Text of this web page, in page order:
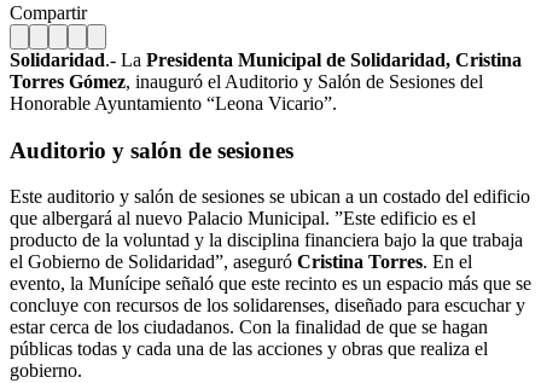
Compartir
Solidaridad.- La Presidenta Municipal de Solidaridad, Cristina
Torres Gómez, inauguró el Auditorio y Salón de Sesiones del
Honorable Ayuntamiento “Leona Vicario”.
Auditorio y salón de sesiones
Este auditorio y salón de sesiones se ubican a un costado del edificio
que albergará al nuevo Palacio Municipal. ”Este edificio es el
producto de la voluntad y la disciplina financiera bajo la que trabaja
el Gobierno de Solidaridad”, aseguró Cristina Torres. En el
evento, la Munícipe señaló que este recinto es un espacio más que se
concluye con recursos de los solidarenses, diseñado para escuchar y
estar cerca de los ciudadanos. Con la finalidad de que se hagan
públicas todas y cada una de las acciones y obras que realiza el
gobierno.